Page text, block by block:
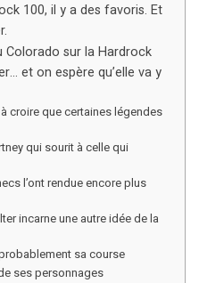
100, il y a des favoris. Et
Colorado sur la Hardrock
et on espère qu’elle va y
croire que certaines légendes
qui sourit à celle qui
l’ont rendue encore plus
incarne une autre idée de la
sa course
ses personnages